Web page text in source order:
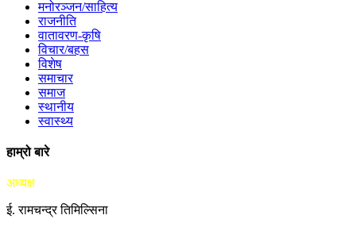
मनोरञ्जन/साहित्य
राजनीति
वातावरण-कृषि
विचार/बहस
विशेष
समाचार
समाज
स्थानीय
स्वास्थ्य
हाम्रो बारे
अध्यक्ष
ई. रामचन्द्र तिमिल्सिना